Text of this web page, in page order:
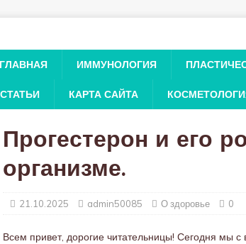
ГЛАВНАЯ ИММУНОЛОГИЯ
СТАТЬИ КАРТА САЙТА
Прогестерон и его
организме.
21.10.2025 admin50085 О здоровье 0
Всем привет, дорогие читательницы! Сегодня мы